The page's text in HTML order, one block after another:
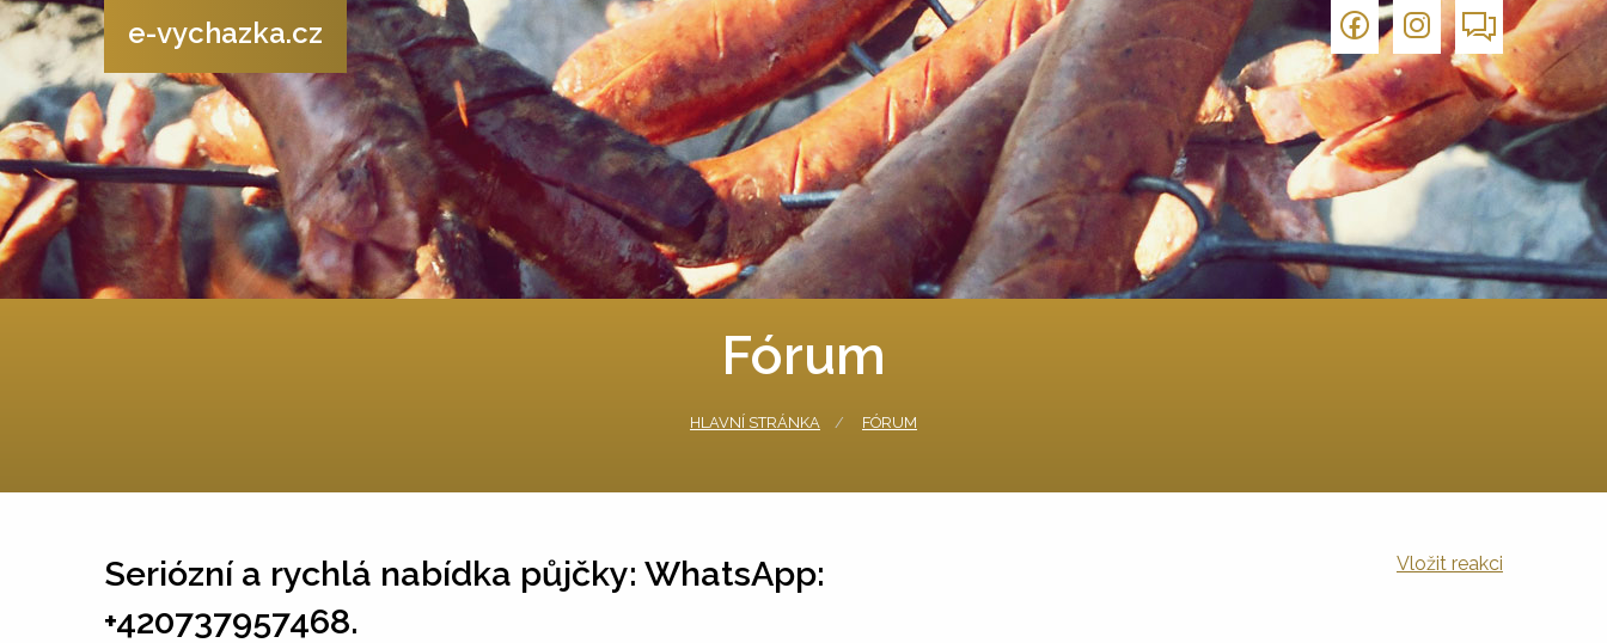
e-vychazka.cz
Fórum
HLAVNÍ STRÁNKA FÓRUM
Seriózní a rychlá nabídka půjčky: WhatsApp:
+420737957468.
Vložit reakci